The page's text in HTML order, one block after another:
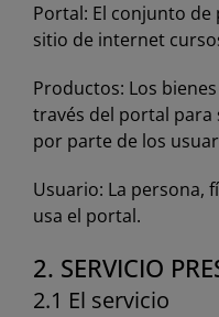
Portal: El conjunto de
sitio de internet
Productos: Los
través del portal para
por parte de los
Usuario: La persona,
usa el portal.
2. SERVICIO
2.1 El servicio